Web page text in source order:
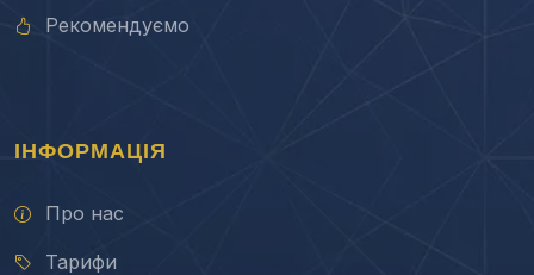
Рекомендуємо
ІНФОРМАЦІЯ
Про нас
Тарифи